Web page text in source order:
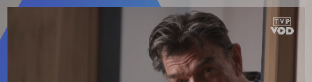
Pan Mama